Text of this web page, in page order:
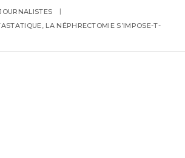
LA NÉPHRECTOMIE S’IMPOSE-T-